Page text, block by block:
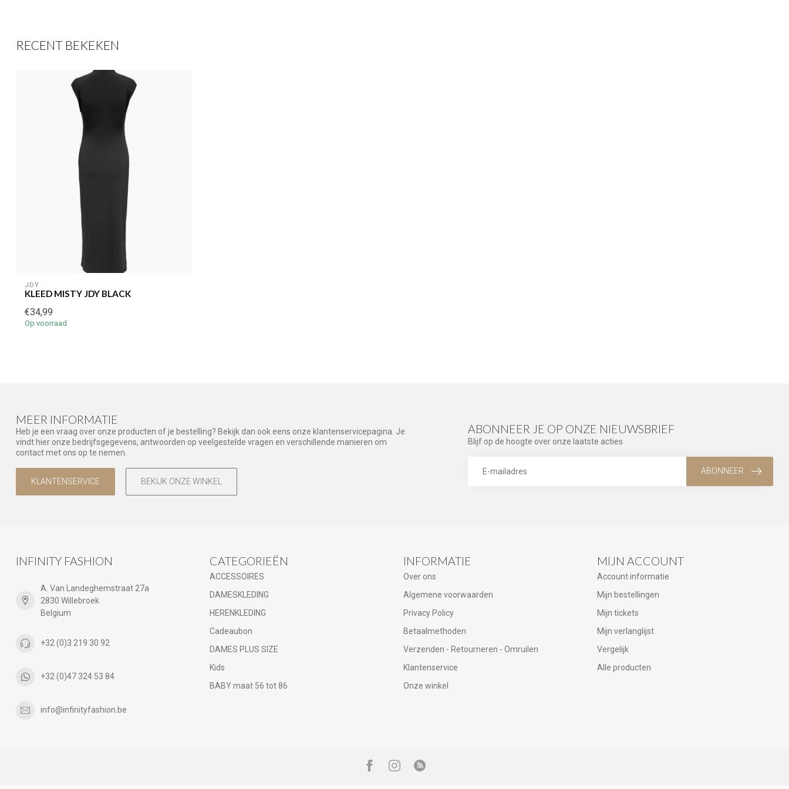
RECENT BEKEKEN
JDY
KLEED MISTY JDY BLACK
€34,99
Op voorraad
MEER INFORMATIE
Heb je een vraag over onze producten of je bestelling? Bekijk dan ook eens onze klantenservicepagina. Je
vindt hier onze bedrijfsgegevens, antwoorden op veelgestelde vragen en verschillende manieren om
contact met ons op te nemen.
KLANTENSERVICE BEKIJK ONZE WINKEL
ABONNEER JE OP ONZE NIEUWSBRIEF
Blijf op de hoogte over onze laatste acties
ABONNEER
INFINITY FASHION
A. Van Landeghemstraat 27a
2830 Willebroek
Belgium
+32 (0)3 219 30 92
+32 (0)47 324 53 84
info@infinityfashion.be
CATEGORIEËN
ACCESSOIRES
DAMESKLEDING
HERENKLEDING
Cadeaubon
DAMES PLUS SIZE
Kids
BABY maat 56 tot 86
INFORMATIE
Over ons
Algemene voorwaarden
Privacy Policy
Betaalmethoden
Verzenden - Retourneren - Omruilen
Klantenservice
Onze winkel
MIJN ACCOUNT
Account informatie
Mijn bestellingen
Mijn tickets
Mijn verlanglijst
Vergelijk
Alle producten